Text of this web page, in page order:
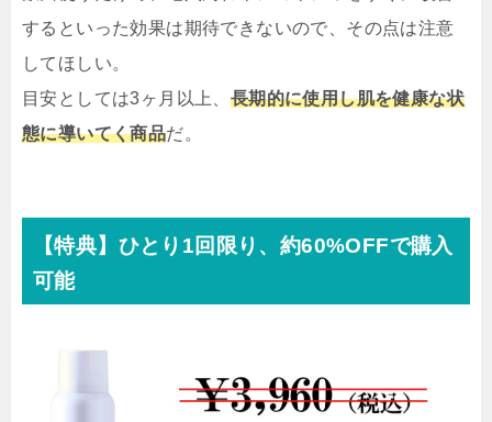
するといった効果は期待できないので、その点は注意
してほしい。
目安としては3ヶ月以上、 長期的に使用し肌を健康な状
態に導いてく商品だ。
【特典】ひとり1回限り、約60%OFFで購入
可能